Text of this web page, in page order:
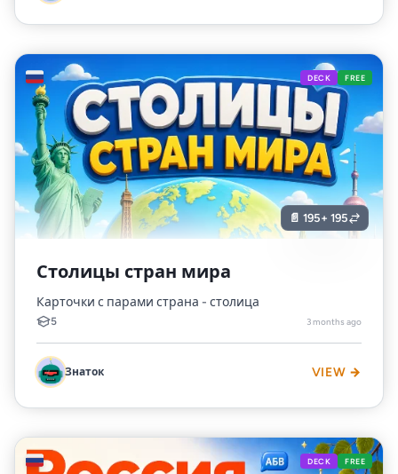
🇷🇺 DECK FREE
📄 195+ 195
Столицы стран мира
Карточки с парами страна - столица
5 3 months ago
Знаток VIEW →
🇷🇺 DECK FREE